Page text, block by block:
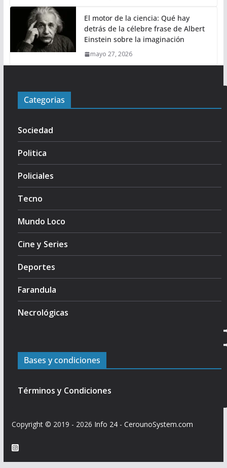
El motor de la ciencia: Qué hay
detrás de la célebre frase de Albert
Einstein sobre la imaginación
mayo 27, 2026
Categorias
Sociedad
Politica
Policiales
Tecno
Mundo Loco
Cine y Series
Deportes
Farandula
Necrológicas
Bases y condiciones
Términos y Condiciones
Copyright © 2019 - 2026 Info 24- CerounoSystem.com